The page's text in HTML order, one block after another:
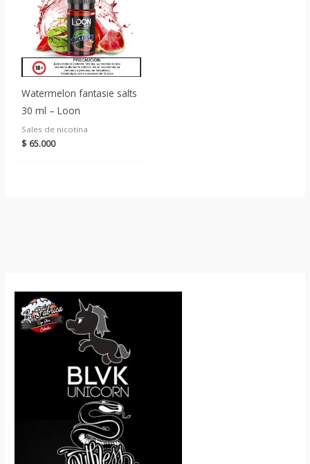
Watermelon fantasie salts
30 ml – Loon
Sales de nicotina
$ 65.000